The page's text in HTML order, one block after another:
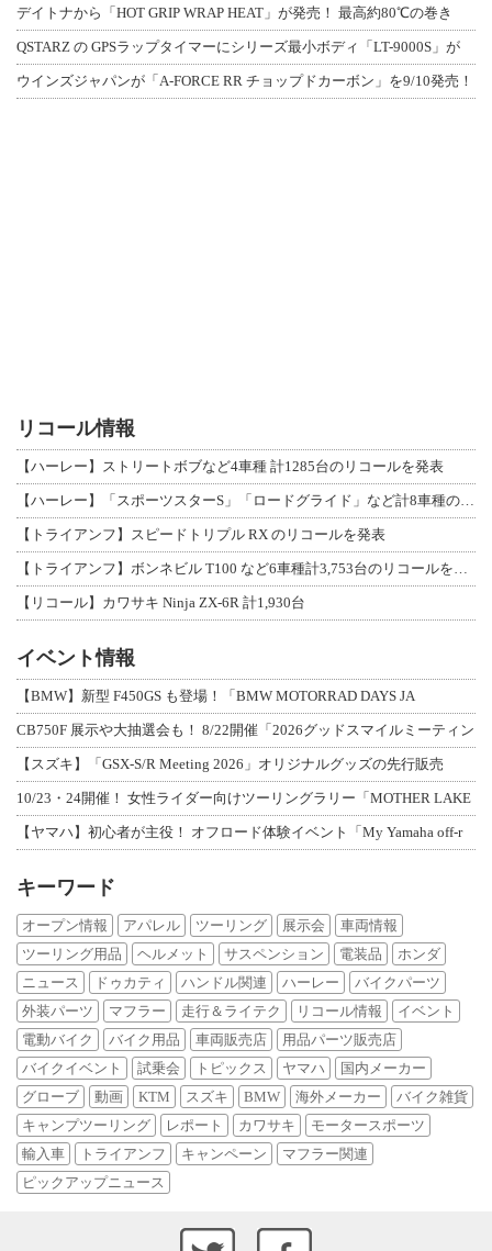
デイトナから「HOT GRIP WRAP HEAT」が発売！ 最高約80℃の巻き
QSTARZ の GPSラップタイマーにシリーズ最小ボディ「LT-9000S」が
ウインズジャパンが「A-FORCE RR チョップドカーボン」を9/10発売！
リコール情報
【ハーレー】ストリートボブなど4車種 計1285台のリコールを発表
【トライアンフ】スピードトリプル RX のリコールを発表
【リコール】カワサキ Ninja ZX-6R 計1,930台
イベント情報
【BMW】新型 F450GS も登場！「BMW MOTORRAD DAYS JA
CB750F 展示や大抽選会も！ 8/22開催「2026グッドスマイルミーティン
【スズキ】「GSX-S/R Meeting 2026」オリジナルグッズの先行販売
10/23・24開催！ 女性ライダー向けツーリングラリー「MOTHER LAKE
【ヤマハ】初心者が主役！ オフロード体験イベント「My Yamaha off-r
キーワード
オープン情報 アパレル ツーリング 展示会
車両情報
ツーリング用品
ヘルメット サスペンション 電装品
ホンダ
ニュース
ドゥカティ ハンドル関連 ハーレー
バイクパーツ
外装パーツ
マフラー 走行＆ライテク リコール情報
イベント
電動バイク
バイク用品 車両販売店
用品パーツ販売店
バイクイベント
試乗会 トピックス ヤマハ
国内メーカー
グローブ
動画 KTM スズキ BMW 海外メーカー
バイク雑貨
キャンプツーリング
レポート カワサキ
モータースポーツ
輸入車
トライアンフ キャンペーン
マフラー関連
ピックアップニュース